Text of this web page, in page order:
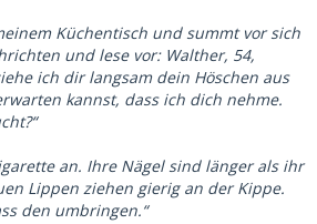
Küchentisch und summt vor sich
und lese vor: Walther, 54,
ich dir langsam dein Höschen aus
kannst, dass ich dich nehme.
an. Ihre Nägel sind länger als ihr
Lippen ziehen gierig an der Kippe.
den umbringen.“